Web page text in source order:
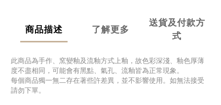
商品描述 了解更多
送貨及付款方
式
此商品為手作、窯變釉及流釉方式上釉，故色彩深淺、釉色厚薄
度不盡相同，可能會有黑點、氣孔、流釉皆為正常現象。
每個商品獨一無二存在著些許差異，並不影響使用。如無法接受
請勿下單。